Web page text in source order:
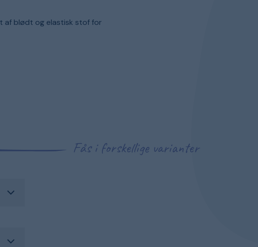
af blødt og elastisk stof for
Fås i forskellige varianter